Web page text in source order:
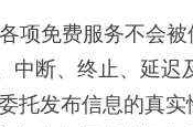
费服务不会被
中断、终止、延
托发布信息的真